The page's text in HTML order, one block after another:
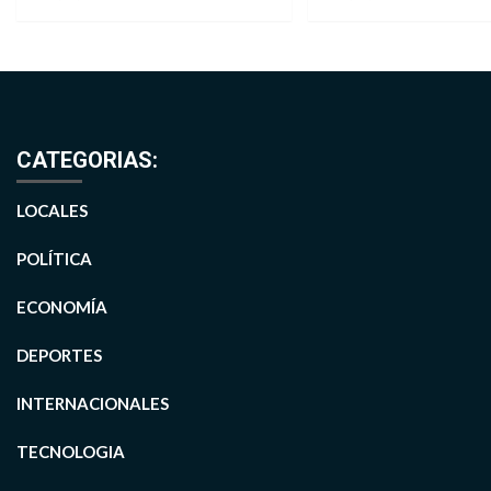
CATEGORIAS:
LOCALES
POLÍTICA
ECONOMÍA
DEPORTES
INTERNACIONALES
TECNOLOGIA